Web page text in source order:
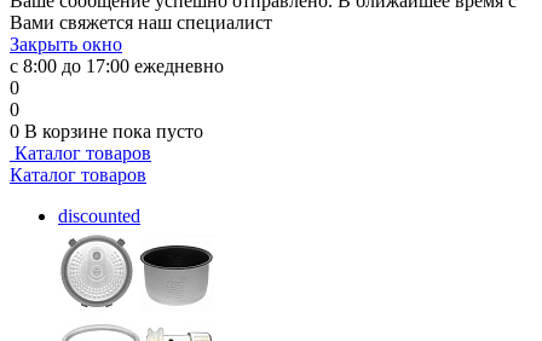
Вами свяжется наш специалист
Закрыть окно
с 8:00 до 17:00 ежедневно
0
0
0 В корзине пока пусто
Каталог товаров
Каталог товаров
discounted